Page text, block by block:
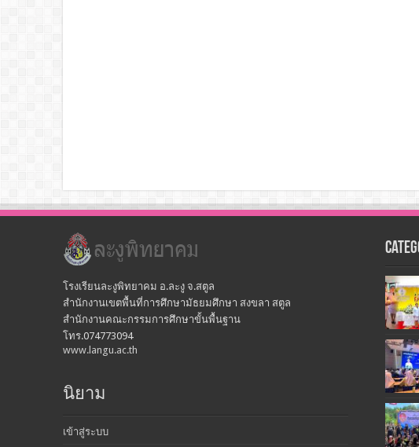
โรงเรียนละงูพิทยาคม อ.ละงู จ.สตูล
สำนักงานเขตพื้นที่การศึกษามัธยมศึกษา สงขลา สตูล
สำนักงานคณะกรรมการศึกษาขั้นพื้นฐาน
โทร.074773094
www.langu.ac.th
นิยาม
เข้าสู่ระบบ